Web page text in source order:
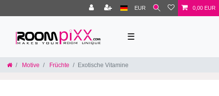
EUR 0,00 EUR
☰
Motive Früchte Exotische Vitamine